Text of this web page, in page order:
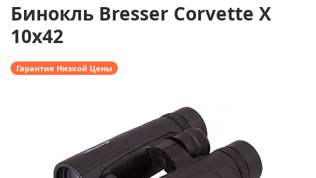
Бинокль Bresser Corvette X
10x42
Гарантия Низкой Цены